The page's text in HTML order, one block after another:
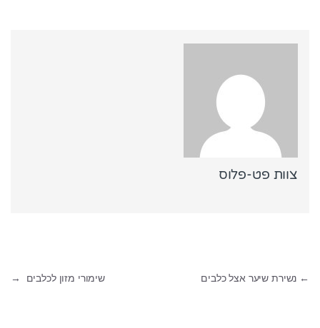
צוות פט-פלוס
ניווט
← נשירת שיער אצל כלבים שימורי מזון לכלבים →